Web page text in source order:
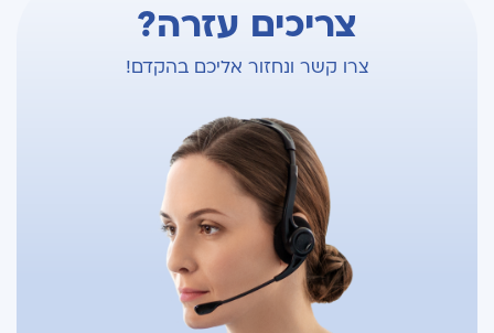
צריכים עזרה?
צרו קשר ונחזור אליכם בהקדם!